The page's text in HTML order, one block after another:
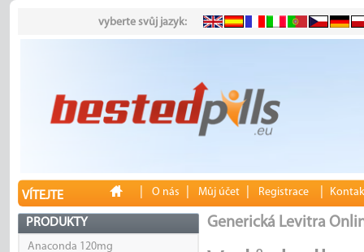
vyberte svůj jazyk:
VÍTEJTE O nás Můj účet Registrace
PRODUKTY
Anaconda 120mg
Generická Levitra